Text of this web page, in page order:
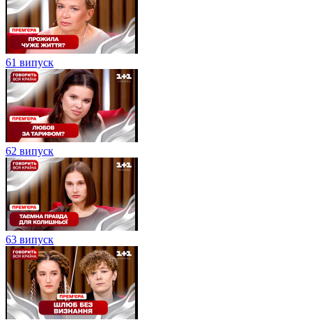
61 випуск
62 випуск
63 випуск